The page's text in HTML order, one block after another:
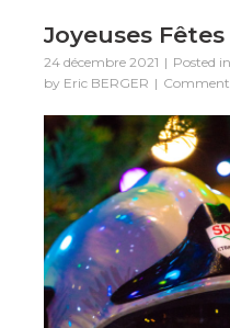
Joyeuses Fêtes
24 décembre 2021 Posted in
by Eric BERGER